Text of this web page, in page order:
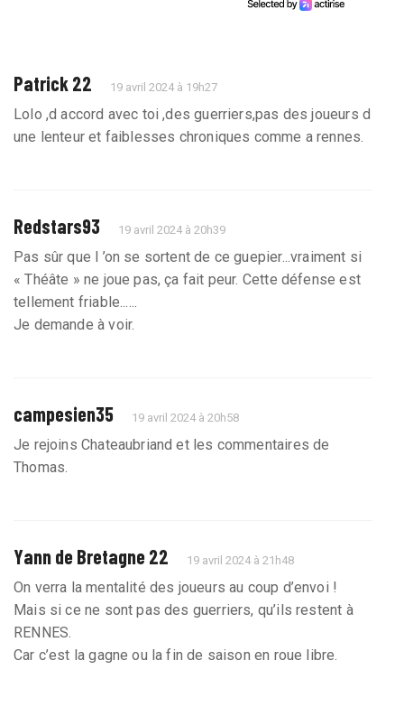
Patrick 22 19 avril 2024 à 19h27
Lolo ,d accord avec toi ,des guerriers,pas des joueurs d
une lenteur et faiblesses chroniques comme a rennes.
Redstars93 19 avril 2024 à 20h39
Pas sûr que l ’on se sortent de ce guepier...vraiment si
« Théâte » ne joue pas, ça fait peur. Cette défense est
tellement friable......
Je demande à voir.
campesien35 19 avril 2024 à 20h58
Je rejoins Chateaubriand et les commentaires de
Thomas.
Yann de Bretagne 22 19 avril 2024 à 21h48
On verra la mentalité des joueurs au coup d’envoi !
Mais si ce ne sont pas des guerriers, qu’ils restent à
RENNES.
Car c’est la gagne ou la fin de saison en roue libre.